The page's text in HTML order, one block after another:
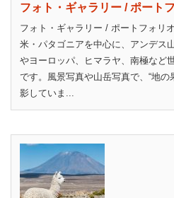
フォト・ギャラリー / ポート
フォト・ギャラリー / ポートフォリ
米・パタゴニアを中心に、アンデス
やヨーロッパ、ヒマラヤ、南極など
です。風景写真や山岳写真で、“地
影していま...